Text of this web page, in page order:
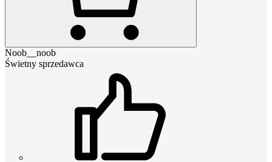
Noob__noob
Świetny sprzedawca